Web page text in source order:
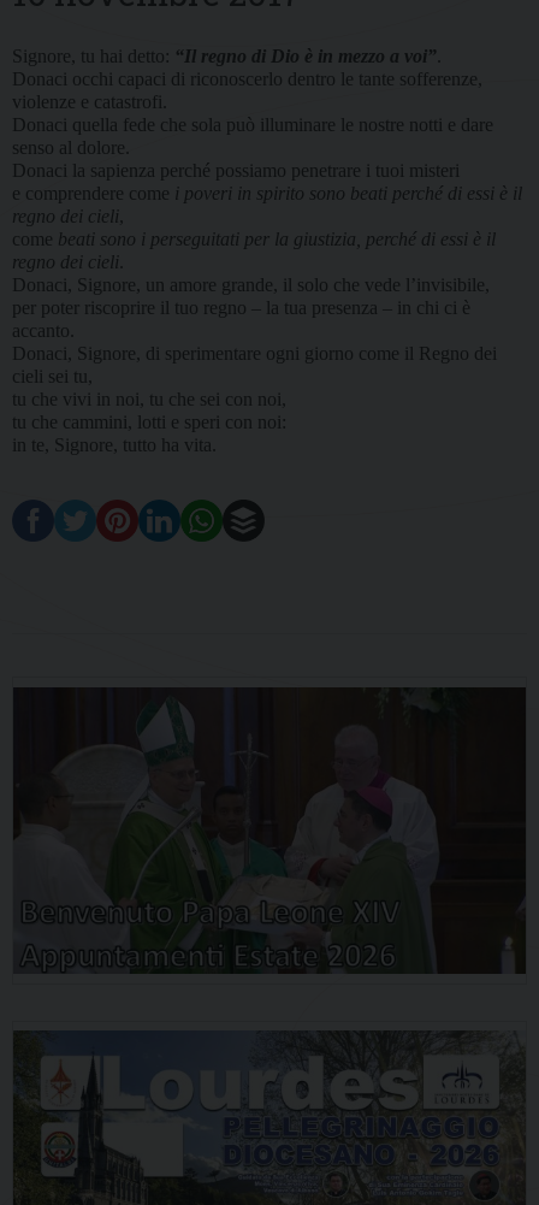
Signore, tu hai detto: “Il regno di Dio è in mezzo a voi”
Donaci occhi capaci di riconoscerlo dentro le tante sofferenze,
violenze e catastrofi.
Donaci quella fede che sola può illuminare le nostre notti e dare
senso al dolore.
Donaci la sapienza perché possiamo penetrare i tuoi misteri
e comprendere come i poveri in spirito sono beati perché di essi è il
regno dei cieli,
come beati sono i perseguitati per la giustizia, perché di essi è il
regno dei cieli
Donaci, Signore, un amore grande, il solo che vede l’invisibile,
per poter riscoprire il tuo regno – la tua presenza – in chi ci è
accanto.
Donaci, Signore, di sperimentare ogni giorno come il Regno dei
cieli sei tu,
tu che vivi in noi, tu che sei con noi,
tu che cammini, lotti e speri con noi:
in te, Signore, tutto ha vita.